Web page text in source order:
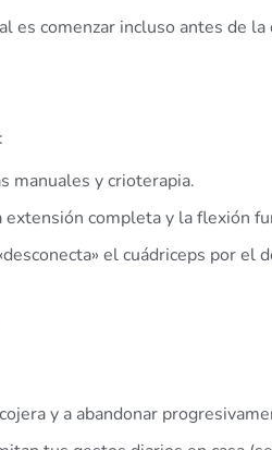
es comenzar incluso antes de la
manuales y crioterapia.
extensión completa y la flexión
el cuádriceps por
y a abandonar